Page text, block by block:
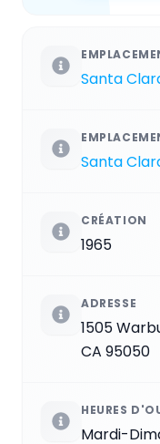
Santa
Santa
CRÉATION
1965
ADRESSE
1505
CA 95050
HEURES
Mardi-